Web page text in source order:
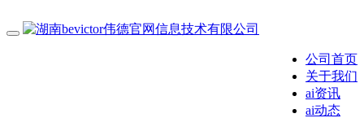
公司首页
关于我们
ai资讯
ai动态